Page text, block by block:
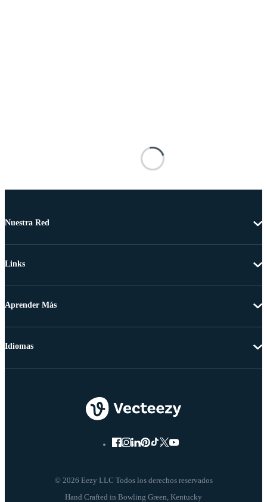
Nuestra Red
Links
Aprender Más
© 2026 Eezy LLC Todos los derechos reservados
Idiomas